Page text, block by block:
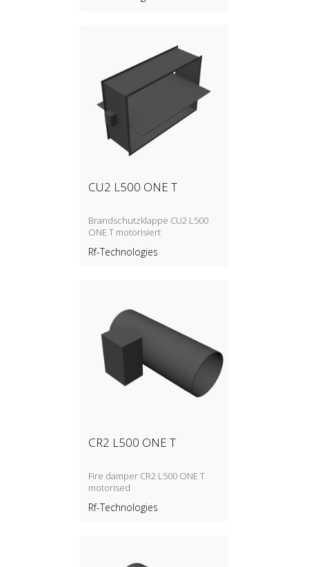
CU2 L500 ONE T
Brandschutzklappe CU2 L500
ONE T motorisiert
Rf-Technologies
CR2 L500 ONE T
Fire damper CR2 L500 ONE T
motorised
Rf-Technologies